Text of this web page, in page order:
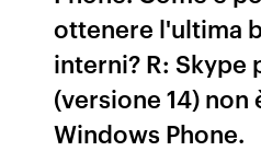
ottenere l'ultima
interni? R: Skype
(versione 14)
Windows Phone.